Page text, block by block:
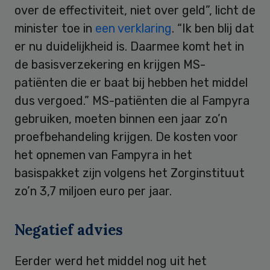
over de effectiviteit, niet over geld”, licht de
minister toe in een verklaring. “Ik ben blij dat
er nu duidelijkheid is. Daarmee komt het in
de basisverzekering en krijgen MS-
patiënten die er baat bij hebben het middel
dus vergoed.” MS-patiënten die al Fampyra
gebruiken, moeten binnen een jaar zo’n
proefbehandeling krijgen. De kosten voor
het opnemen van Fampyra in het
basispakket zijn volgens het Zorginstituut
zo’n 3,7 miljoen euro per jaar.
Negatief advies
Eerder werd het middel nog uit het